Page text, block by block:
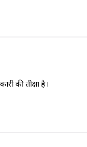
प्रतीक्षा है।